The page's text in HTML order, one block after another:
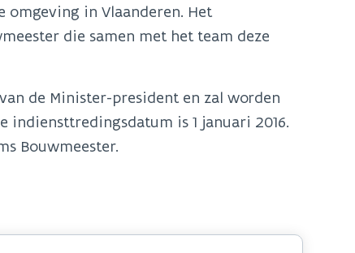
in Vlaanderen. Het
die samen met het team deze
de Minister-president en zal worden
indiensttredingsdatum is 1 januari 2016.
Bouwmeester.